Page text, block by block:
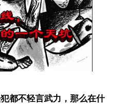
都不轻言武力，那么在什